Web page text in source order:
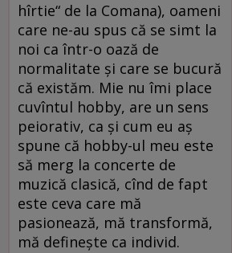
hîrtie“ de la Comana), oameni
care ne-au spus că se simt la
noi ca într-o oază de
normalitate și care se bucură
că existăm. Mie nu îmi place
cuvîntul hobby, are un sens
peiorativ, ca și cum eu aș
spune că hobby-ul meu este
să merg la concerte de
muzică clasică, cînd de fapt
este ceva care mă
pasionează, mă transformă,
mă definește ca individ.